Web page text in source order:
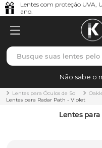
Lentes com proteção UVA,
ano.
Busque suas lentes
Não sabe o
Lentes para Óculos de Sol
Lentes para Radar Path - Violet
Lentes
TERMOS MAIS
1º borrachas
holbrook